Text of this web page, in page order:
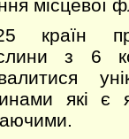
місцевої
з 6
які є